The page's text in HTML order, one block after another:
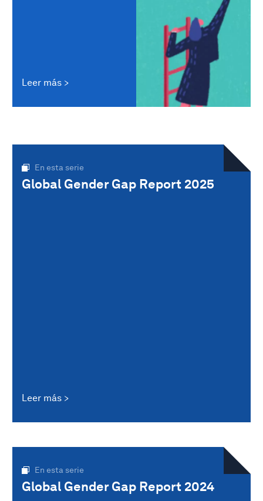
Leer más
En esta serie
Global Gender Gap Report 2025
Leer más
En esta serie
Global Gender Gap Report 2024